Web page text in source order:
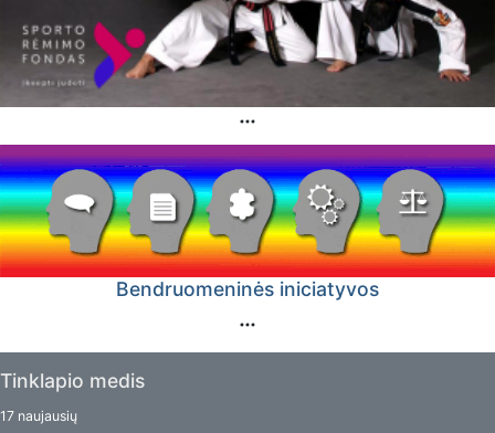
Bendruomeninės iniciatyvos
Tinklapio medis
17 naujausių